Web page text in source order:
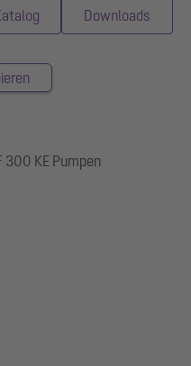
Downloads
300 KE Pumpen